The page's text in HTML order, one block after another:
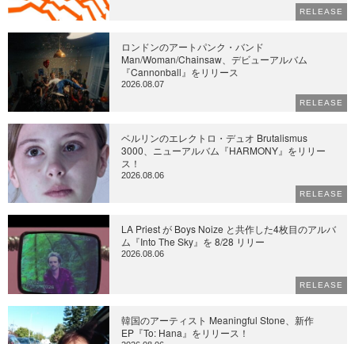
RELEASE
ロンドンのアートパンク・バンド
Man/Woman/Chainsaw、デビューアルバム
『Cannonball』をリリース
2026.08.07
RELEASE
ベルリンのエレクトロ・デュオ Brutalismus
3000、ニューアルバム『HARMONY』をリリー
ス！
2026.08.06
RELEASE
LA Priest が Boys Noize と共作した4枚目のアルバ
ム『Into The Sky』を 8/28 リリー
2026.08.06
RELEASE
韓国のアーティスト Meaningful Stone、新作
EP『To: Hana』をリリース！